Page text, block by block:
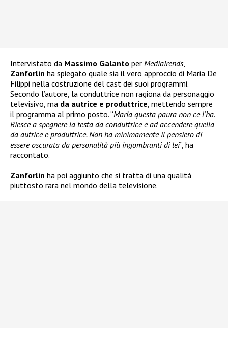
Intervistato da Massimo Galanto per MediaTrends,
Zanforlin ha spiegato quale sia il vero approccio di Maria De
Filippi nella costruzione del cast dei suoi programmi.
Secondo l’autore, la conduttrice non ragiona da personaggio
televisivo, ma da autrice e produttrice , mettendo sempre
il programma al primo posto. “Maria questa paura non ce l’ha.
Riesce a spegnere la testa da conduttrice e ad accendere quella
da autrice e produttrice. Non ha minimamente il pensiero di
essere oscurata da personalità più ingombranti di lei“, ha
raccontato.
Zanforlin ha poi aggiunto che si tratta di una qualità
piuttosto rara nel mondo della televisione.